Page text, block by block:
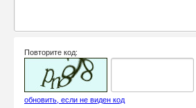
Повторите код:
обновить, если не виден код